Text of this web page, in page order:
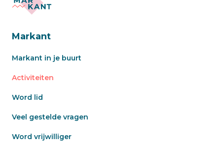
Markant
Markant in je buurt
Activiteiten
Word lid
Veel gestelde vragen
Word vrijwilliger